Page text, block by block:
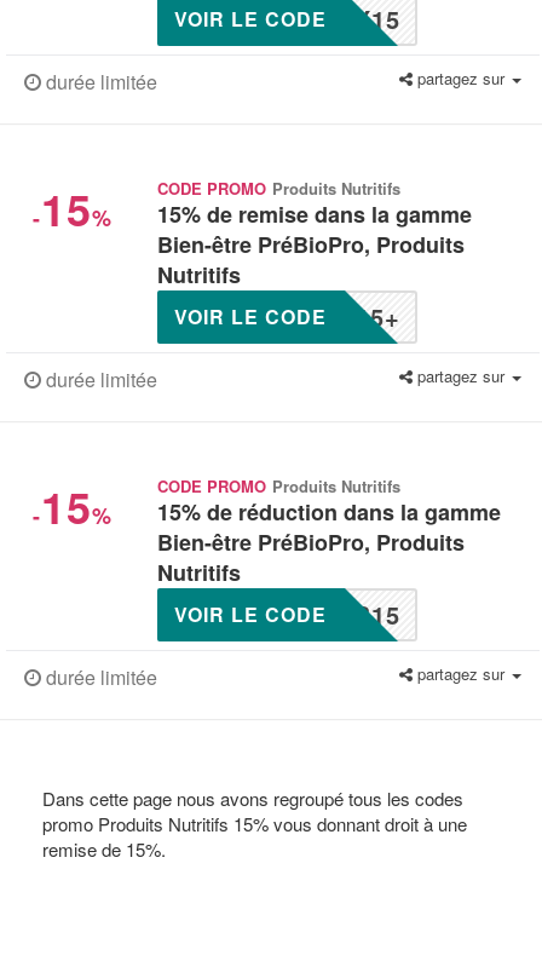
X15
VOIR LE CODE
durée limitée partagez sur
-15%
CODE PROMO Produits Nutritifs
15% de remise dans la gamme
Bien-être PréBioPro, Produits
Nutritifs
15+
VOIR LE CODE
durée limitée partagez sur
-15%
CODE PROMO Produits Nutritifs
15% de réduction dans la gamme
Bien-être PréBioPro, Produits
Nutritifs
B15
VOIR LE CODE
durée limitée partagez sur
Dans cette page nous avons regroupé tous les codes
promo Produits Nutritifs 15% vous donnant droit à une
remise de 15%.